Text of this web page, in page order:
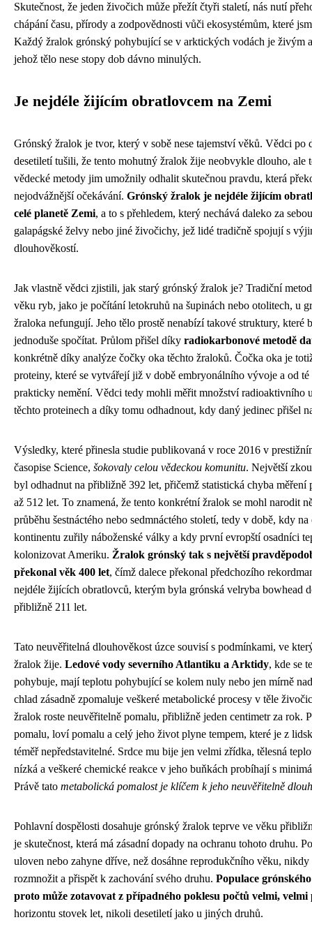
Skutečnost, že jeden živočich může přežít čtyři staletí, nás nutí
chápání času, přírody a zodpovědnosti vůči ekosystémům, které
Každý žralok grónský pohybující se v arktických vodách je živým
jehož tělo nese stopy dob dávno minulých.
Je nejdéle žijícím obratlovcem na Zemi
Grónský žralok je tvor, který v sobě nese tajemství věků. Vědci po
desetiletí tušili, že tento mohutný žralok žije neobvykle dlouho, ale
vědecké metody jim umožnily odhalit skutečnou pravdu, která
nejodvážnější očekávání. Grónský žralok je nejdéle žijícím
celé planetě Zemi, a to s přehledem, který nechává daleko za
galapágské želvy nebo jiné živočichy, jež lidé tradičně spojují s
dlouhověkostí.
Jak vlastně vědci zjistili, jak starý grónský žralok je? Tradiční
věku ryb, jako je počítání letokruhů na šupinách nebo otolitech, u
žraloka nefungují. Jeho tělo prostě nenabízí takové struktury, které
jednoduše spočítat. Průlom přišel díky radiokarbonové metodě
konkrétně díky analýze čočky oka těchto žraloků. Čočka oka je
proteiny, které se vytvářejí již v době embryonálního vývoje a od té
prakticky nemění. Vědci tedy mohli měřit množství radioaktivního
těchto proteinech a díky tomu odhadnout, kdy daný jedinec přišel
Výsledky, které přinesla studie publikovaná v roce 2016 v
časopise Science, šokovaly celou vědeckou komunitu. Největší
byl odhadnut na přibližně 392 let, přičemž statistická chyba měření
až 512 let. To znamená, že tento konkrétní žralok se mohl narodit
průběhu šestnáctého nebo sedmnáctého století, tedy v době, kdy na
kontinentu zuřily náboženské války a kdy první evropští osadníci
kolonizovat Ameriku. Žralok grónský tak s největší
překonal věk 400 let, čímž dalece překonal předchozího
nejdéle žijících obratlovců, kterým byla grónská velryba bowhead
přibližně 211 let.
Tato neuvěřitelná dlouhověkost úzce souvisí s podmínkami, ve
žralok žije. Ledové vody severního Atlantiku a Arktidy, kde se
pohybuje, mají teplotu pohybující se kolem nuly nebo jen mírně
chlad zásadně zpomaluje veškeré metabolické procesy v těle
žralok roste neuvěřitelně pomalu, přibližně jeden centimetr za rok.
pomalu, loví pomalu a celý jeho život plyne tempem, které je z
téměř nepředstavitelné. Srdce mu bije jen velmi zřídka, tělesná
nízká a veškeré chemické reakce v jeho buňkách probíhají s
Právě tato metabolická pomalost je klíčem k jeho neuvěřitelně
Pohlavní dospělosti dosahuje grónský žralok teprve ve věku
je skutečnost, která má zásadní dopady na ochranu tohoto druhu.
uloven nebo zahyne dříve, než dosáhne reprodukčního věku, nikdy
rozmnožit a přispět k zachování svého druhu. Populace
proto může zotavovat z případného poklesu počtů velmi, velmi
horizontu stovek let, nikoli desetiletí jako u jiných druhů.